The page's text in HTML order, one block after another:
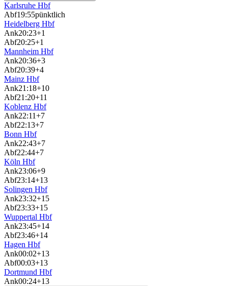
Karlsruhe Hbf
Abf19:55pünktlich
Heidelberg Hbf
Ank20:23+1
Abf20:25+1
Mannheim Hbf
Ank20:36+3
Abf20:39+4
Mainz Hbf
Ank21:18+10
Abf21:20+11
Koblenz Hbf
Ank22:11+7
Abf22:13+7
Bonn Hbf
Ank22:43+7
Abf22:44+7
Köln Hbf
Ank23:06+9
Abf23:14+13
Solingen Hbf
Ank23:32+15
Abf23:33+15
Wuppertal Hbf
Ank23:45+14
Abf23:46+14
Hagen Hbf
Ank00:02+13
Abf00:03+13
Dortmund Hbf
Ank00:24+13